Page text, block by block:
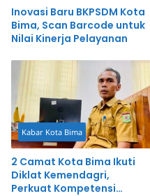
Inovasi Baru BKPSDM Kota
Bima, Scan Barcode untuk
Nilai Kinerja Pelayanan
Kabar Kota Bima
2 Camat Kota Bima Ikuti
Diklat Kemendagri,
Perkuat Kompetensi